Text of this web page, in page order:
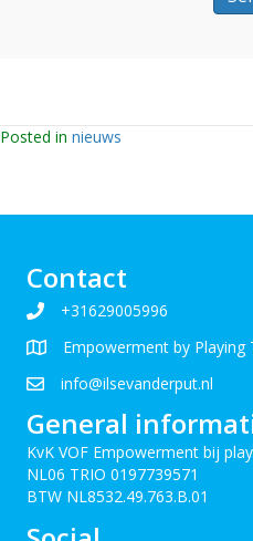
Posted in nieuws
Contact
+31629005996
Empowerment by Playing
info@ilsevanderput.nl
General
KvK VOF Empowerment bij
NL06 TRIO 0197739571
BTW NL8532.49.763.B.01